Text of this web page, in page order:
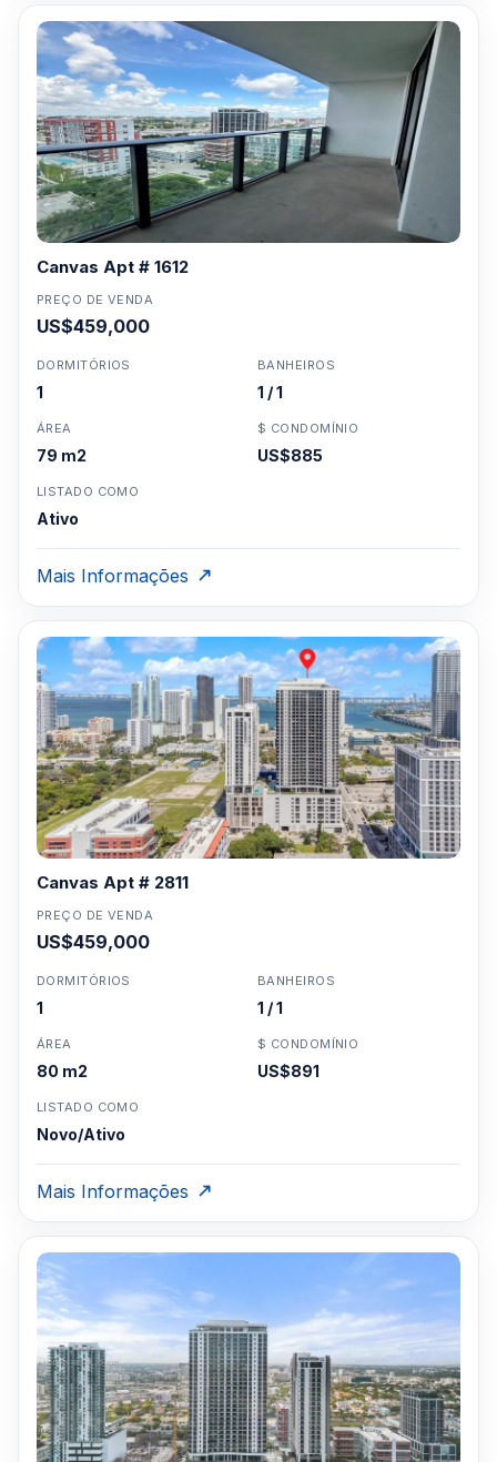
Canvas Apt # 1612
PREÇO DE VENDA
US$459,000
DORMITÓRIOS
1
BANHEIROS
1 / 1
ÁREA
79 m2
$ CONDOMÍNIO
US$885
LISTADO COMO
Ativo
Mais Informações
Canvas Apt # 2811
PREÇO DE VENDA
US$459,000
DORMITÓRIOS
1
BANHEIROS
1 / 1
ÁREA
80 m2
$ CONDOMÍNIO
US$891
LISTADO COMO
Novo/Ativo
Mais Informações